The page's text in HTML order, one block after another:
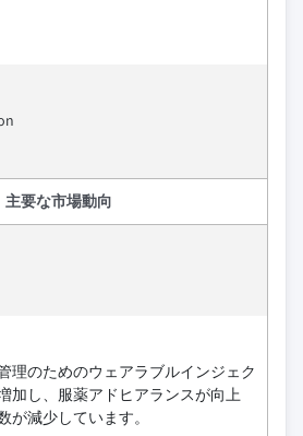
主要な市場動向
理のためのウェアラブルインジェク
加し、服薬アドヒアランスが向上
が減少しています。